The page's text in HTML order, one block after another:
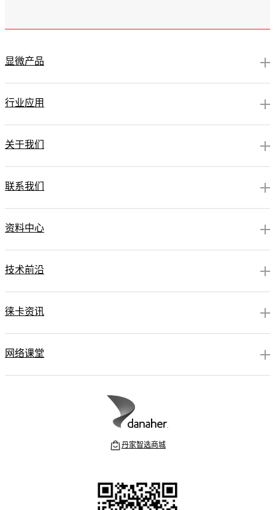
显微产品
行业应用
关于我们
联系我们
资料中心
技术前沿
徕卡资讯
网络课堂
丹家智选商城